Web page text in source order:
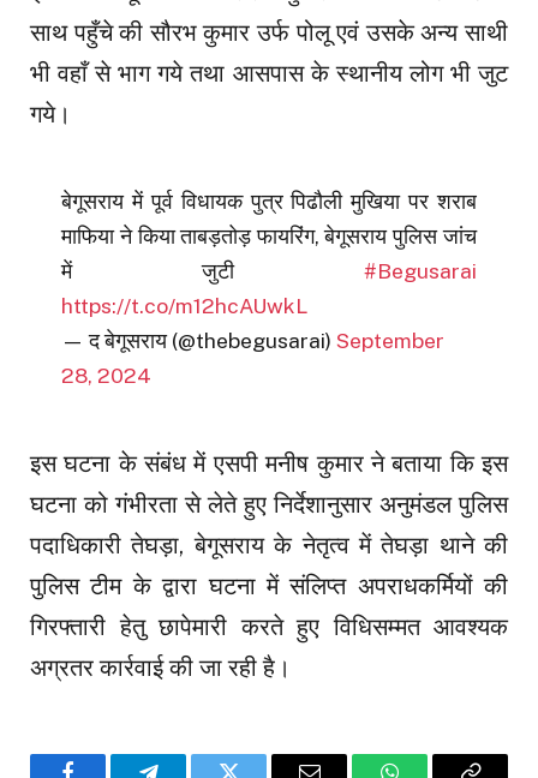
साथ पहुँचे की सौरभ कुमार उर्फ पोलू एवं उसके अन्य साथी
भी वहाँ से भाग गये तथा आसपास के स्थानीय लोग भी जुट
गये।
बेगूसराय में पूर्व विधायक पुत्र पिढौली मुखिया पर शराब
माफिया ने किया ताबड़तोड़ फायरिंग, बेगूसराय पुलिस जांच
में जुटी #Begusarai
https://t.co/m12hcAUwkL
— द बेगूसराय (@thebegusarai)September
28, 2024
इस घटना के संबंध में एसपी मनीष कुमार ने बताया कि इस
घटना को गंभीरता से लेते हुए निर्देशानुसार अनुमंडल पुलिस
पदाधिकारी तेघड़ा, बेगूसराय के नेतृत्व में तेघड़ा थाने की
पुलिस टीम के द्वारा घटना में संलिप्त अपराधकर्मियों की
गिरफ्तारी हेतु छापेमारी करते हुए विधिसम्मत आवश्यक
अग्रतर कार्रवाई की जा रही है।